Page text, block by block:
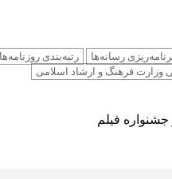
رسانه‌ها رتبه‌بندی روزنامه‌ها
وزارت فرهنگ و ارشاد اسلامی
فیلم